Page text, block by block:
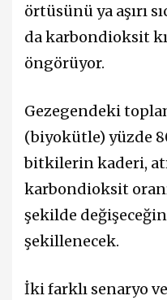
örtüsünü ya aşırı
da karbondioksit
öngörüyor.
Gezegendeki
(biyokütle) yüzde
bitkilerin kaderi,
karbondioksit
şekilde
şekillenecek.
İki farklı senaryo